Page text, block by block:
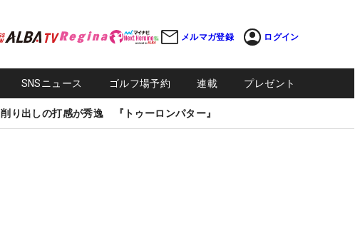
メルマガ登録 ログイン
SNSニュース ゴルフ場予約 連載 プレゼント
削り出しの打感が秀逸 『トゥーロンパター』